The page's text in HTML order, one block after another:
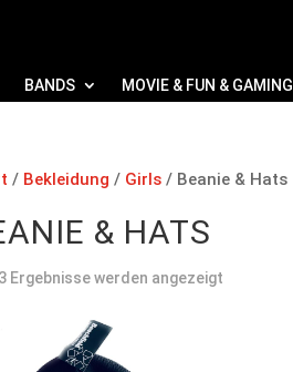
BANDS MOVIE & FUN & GAMING
/ Bekleidung / Girls/ Beanie & Hats
& HATS
Ergebnisse werden angezeigtNach